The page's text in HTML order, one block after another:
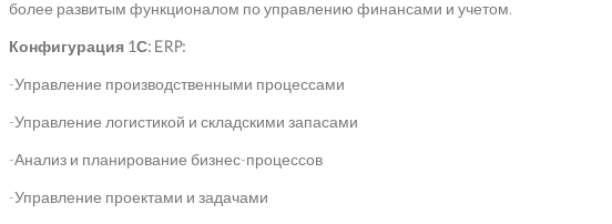
более развитым функционалом по управлению финансами и учетом.
Конфигурация 1С: ERP:
-Управление производственными процессами
-Управление логистикой и складскими запасами
-Анализ и планирование бизнес-процессов
-Управление проектами и задачами